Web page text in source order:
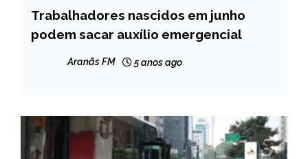
BRASIL
NOTÍCIAS
Trabalhadores nascidos em junho
podem sacar auxílio emergencial
Aranãs FM 5 anos ago